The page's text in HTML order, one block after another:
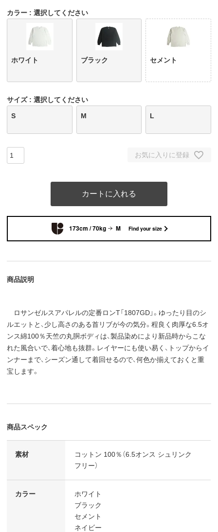
カラー 選択してください
ホワイト ブラック セメント
サイズ 選択してください
S M L
お気に入りに登録
カートに入れる
173cm / 70kg M Find your size
商品説明
ロサンゼルスアパレルの定番ロンT「1807GD」。ゆったり目のシ
ルエットと、少し高さのある首リブが今の気分。程良く肉厚な6.5オ
ンス綿100％天竺の丸胴ボディは、製品染めにより新品時からこな
れた風合いで、着心地も抜群。レイヤーにも使い易く、トップからイ
ンナーまで、シーズン通して着回せるので、何色か揃えておくと重
宝します。
商品スペック
素材
コットン 100％（6.5オンス シュリンク
フリー）
カラー
ホワイト
ブラック
セメント
ネイビー